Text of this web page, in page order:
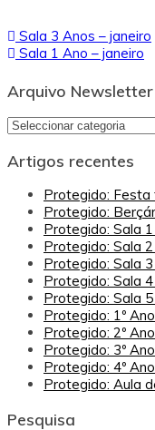
Navegação
de
artigos
Sala 3 Anos – janeiro
Sala 1 Ano – janeiro
Arquivo Newsletter
Arquivo
Artigos recentes
Protegido: Festa
Protegido:
Protegido: Sala
Protegido: Sala
Protegido: Sala
Protegido: Sala
Protegido: Sala
Protegido: 1º
Protegido: 2º
Protegido: 3º
Protegido: 4º
Protegido: Aula
Pesquisa